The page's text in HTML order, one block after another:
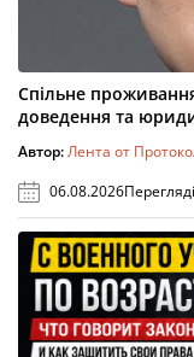
Спільне
доведення та
Автор:Лента от
06.08.2026